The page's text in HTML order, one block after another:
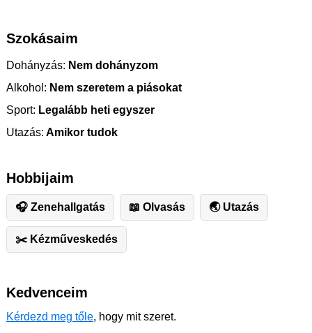
Szokásaim
Dohányzás: Nem dohányzom
Alkohol: Nem szeretem a piásokat
Sport: Legalább heti egyszer
Utazás: Amikor tudok
Hobbijaim
🎧 Zenehallgatás 📖 Olvasás 🌏 Utazás
✂️ ️Kézműveskedés
Kedvenceim
Kérdezd meg tőle, hogy mit szeret.